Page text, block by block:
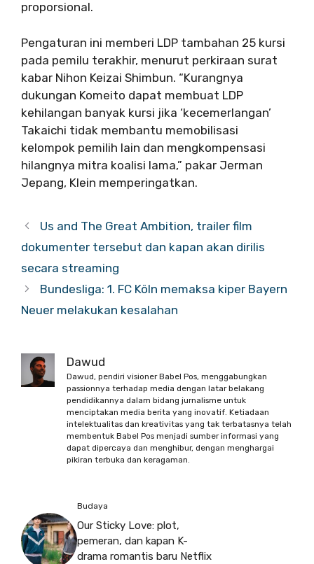
proporsional.
Pengaturan ini memberi LDP tambahan 25 kursi
pada pemilu terakhir, menurut perkiraan surat
kabar Nihon Keizai Shimbun. “Kurangnya
dukungan Komeito dapat membuat LDP
kehilangan banyak kursi jika ‘kecemerlangan’
Takaichi tidak membantu memobilisasi
kelompok pemilih lain dan mengkompensasi
hilangnya mitra koalisi lama,” pakar Jerman
Jepang, Klein memperingatkan.
Us and The Great Ambition, trailer film
dokumenter tersebut dan kapan akan dirilis
secara streaming
Bundesliga: 1. FC Köln memaksa kiper Bayern
Neuer melakukan kesalahan
Dawud
Dawud, pendiri visioner Babel Pos, menggabungkan
passionnya terhadap media dengan latar belakang
pendidikannya dalam bidang jurnalisme untuk
menciptakan media berita yang inovatif. Ketiadaan
intelektualitas dan kreativitas yang tak terbatasnya telah
membentuk Babel Pos menjadi sumber informasi yang
dapat dipercaya dan menghibur, dengan menghargai
pikiran terbuka dan keragaman.
Budaya
Our Sticky Love: plot,
pemeran, dan kapan K-
drama romantis baru Netflix